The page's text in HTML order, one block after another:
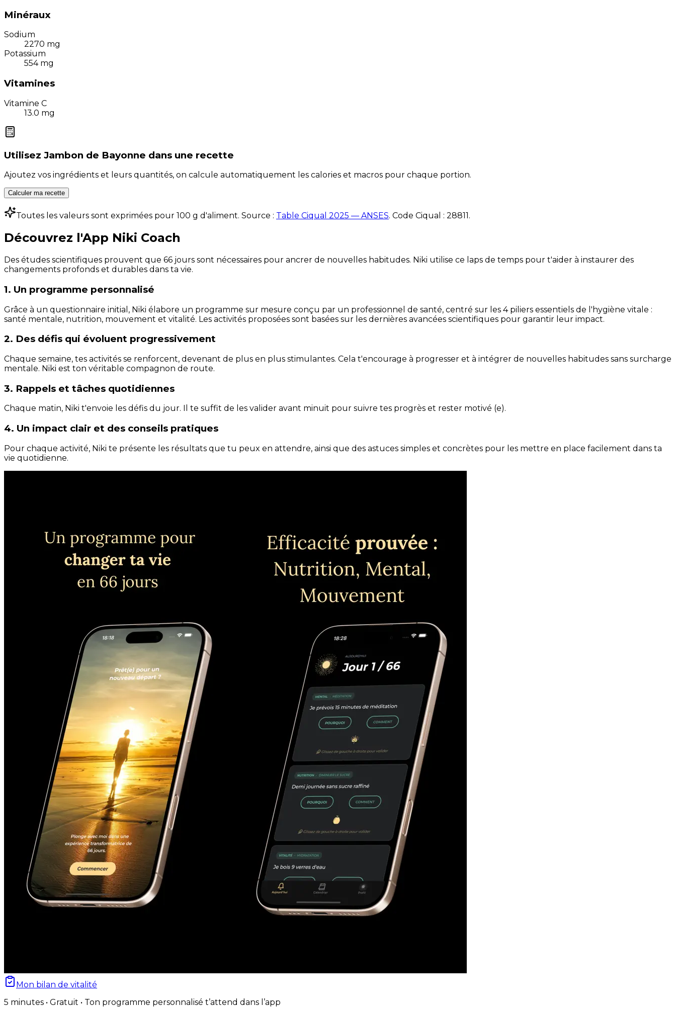
Minéraux
Sodium
2270 mg
Potassium
554 mg
Vitamines
Vitamine C
13.0 mg
Utilisez Jambon de Bayonne dans une recette
Ajoutez vos ingrédients et leurs quantités, on calcule automatiquement les calories et macros pour chaque portion.
Calculer ma recette
Toutes les valeurs sont exprimées pour 100 g d'aliment. Source : Table Ciqual 2025 — ANSES. Code Ciqual : 28811 .
Découvrez l'App Niki Coach
Des études scientifiques prouvent que 66 jours sont nécessaires pour ancrer de nouvelles habitudes. Niki utilise ce laps de temps pour t'aider à instaurer des
changements profonds et durables dans ta vie.
1. Un programme personnalisé
Grâce à un questionnaire initial, Niki élabore un programme sur mesure conçu par un professionnel de santé, centré sur les 4 piliers essentiels de l'hygiène vitale :
santé mentale, nutrition, mouvement et vitalité. Les activités proposées sont basées sur les dernières avancées scientifiques pour garantir leur impact.
2. Des défis qui évoluent progressivement
Chaque semaine, tes activités se renforcent, devenant de plus en plus stimulantes. Cela t'encourage à progresser et à intégrer de nouvelles habitudes sans surcharge
mentale. Niki est ton véritable compagnon de route.
3. Rappels et tâches quotidiennes
Chaque matin, Niki t'envoie les défis du jour. Il te suffit de les valider avant minuit pour suivre tes progrès et rester motivé (e).
4. Un impact clair et des conseils pratiques
Pour chaque activité, Niki te présente les résultats que tu peux en attendre, ainsi que des astuces simples et concrètes pour les mettre en place facilement dans ta
vie quotidienne.
Mon bilan de vitalité
5 minutes • Gratuit • Ton programme personnalisé t’attend dans l’app